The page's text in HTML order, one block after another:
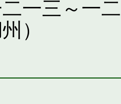
一三～一
）